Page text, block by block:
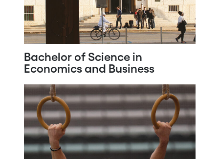
Bachelor of Science in
Economics and Business